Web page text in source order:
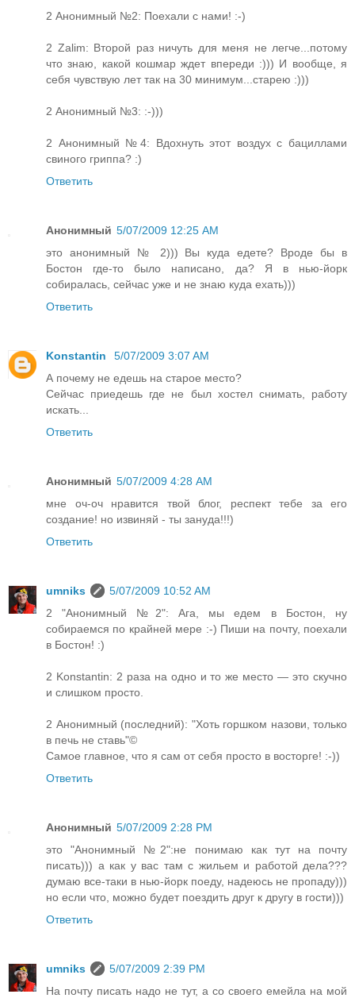
2 Анонимный №2: Поехали с нами! :-)
2 Zalim: Второй раз ничуть для меня не легче...потому
что знаю, какой кошмар ждет впереди :))) И вообще, я
себя чувствую лет так на 30 минимум...старею :)))
2 Анонимный №3: :-)))
2 Анонимный №4: Вдохнуть этот воздух с бациллами
свиного гриппа? :)
Ответить
Анонимный 5/07/2009 12:25 AM
это анонимный № 2))) Вы куда едете? Вроде бы в
Бостон где-то было написано, да? Я в нью-йорк
собиралась, сейчас уже и не знаю куда ехать)))
Ответить
Konstantin
5/07/2009 3:07 AM
А почему не едешь на старое место?
Сейчас приедешь где не был хостел снимать, работу
искать...
Ответить
Анонимный 5/07/2009 4:28 AM
мне оч-оч нравится твой блог, респект тебе за его
создание! но извиняй - ты зануда!!!)
Ответить
umniks
5/07/2009 10:52 AM
2 "Анонимный №2": Ага, мы едем в Бостон, ну
собираемся по крайней мере :-) Пиши на почту, поехали
в Бостон! :)
2 Konstantin: 2 раза на одно и то же место — это скучно
и слишком просто.
2 Анонимный (последний): "Хоть горшком назови, только
в печь не ставь"©
Самое главное, что я сам от себя просто в восторге! :-))
Ответить
Анонимный 5/07/2009 2:28 PM
это "Анонимный №2":не понимаю как тут на почту
писать))) а как у вас там с жильем и работой дела???
думаю все-таки в нью-йорк поеду, надеюсь не пропаду)))
но если что, можно будет поездить друг к другу в гости)))
Ответить
umniks
5/07/2009 2:39 PM
На почту писать надо не тут, а со своего емейла на мой